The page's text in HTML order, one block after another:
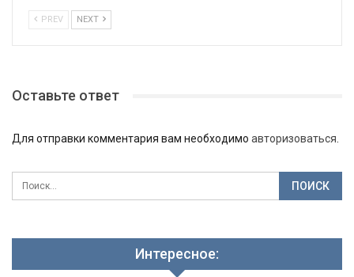
PREV NEXT
Оставьте ответ
Для отправки комментария вам необходимо авторизоваться.
Интересное: